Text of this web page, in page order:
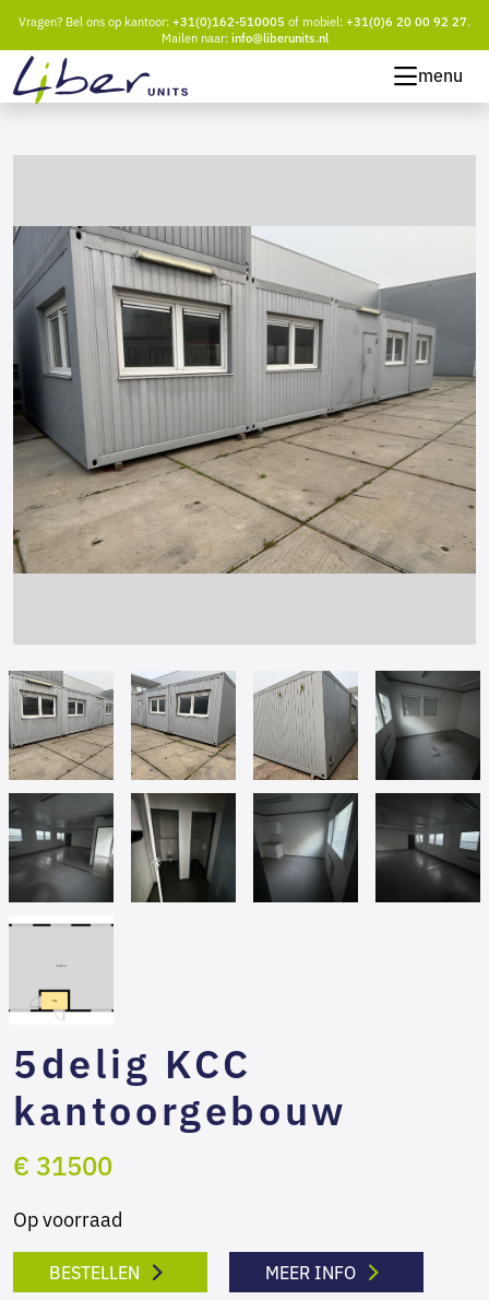
Vragen? Bel ons op kantoor:+31(0)162-510005 of mobiel:+31(0)6 20 00 92 27.
Mailen naar:info@liberunits.nl
menu
5delig KCC
kantoorgebouw
€ 31500
Op voorraad
BESTELLEN MEER INFO